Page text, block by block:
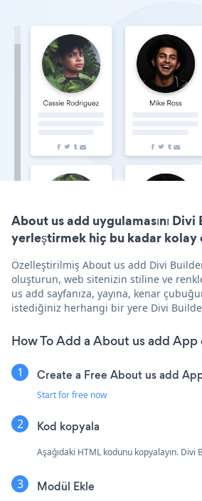
About us add uygulamasını
yerleştirmek hiç bu kadar kolay
Özelleştirilmiş About us add Divi
oluşturun, web sitenizin stiline ve
us add sayfanıza, yayına, kenar
istediğiniz herhangi bir yere Divi
How To Add a About us add App
Create a Free About us add
Start for free now
Kod kopyala
Aşağıdaki HTML kodunu kopyalayın. Divi
Modül Ekle